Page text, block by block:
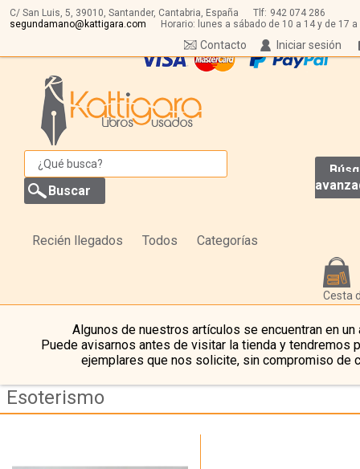
C/ San Luis, 5, 39010, Santander, Cantabria, España Tlf: 942 074 286
segundamano@kattigara.com
Horario: lunes a sábado de 10 a 14 y de 17 a
Iniciar sesión
Contacto
Recién llegados Todos Categorías
Cesta
Algunos de nuestros artículos se encuentran en un
Puede avisarnos antes de visitar la tienda y tendremos
ejemplares que nos solicite, sin compromiso de
Esoterismo